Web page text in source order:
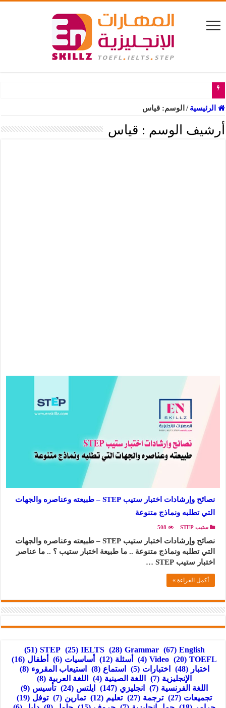
(5) جمل وكلمات إنجليزية شائعة عن السفر في اختبار الايلتس IELTS الرئيسية / الوسم:قياس
أرشيف الوسم : قياس
نصائح وإرشادات اختبار ستيب STEP – طبيعته وعناصره والجهات
التي تطلبه ونماذج متنوعة
ستيب STEP 508
نصائح وإرشادات اختبار ستيب STEP – طبيعته وعناصره والجهات
التي تطلبه ونماذج متنوعة .. ما طبيعة اختبار ستيب ؟ .. ما عناصر
اختبار ستيب STEP …
أكمل القراءة »
English
(67)
Grammar
(28)
IELTS
(25)
STEP
(51)
TOEFL
(20)
Video
(4) أسئلة (12) أساسيات (6) أطفال (16)
اختبار
(48) اختبارات (5) استماع (8) استيعاب المقروء (8)
الإنجليزية (7) اللغة الصينية (4) اللغة العربية (8)
اللغة الفرنسية (7) انجليزي (147) ايلتس (24) تأسيس (9)
تجميعات (27) ترجمة (27) تعليم (12) تمارين (7) توفل (19)